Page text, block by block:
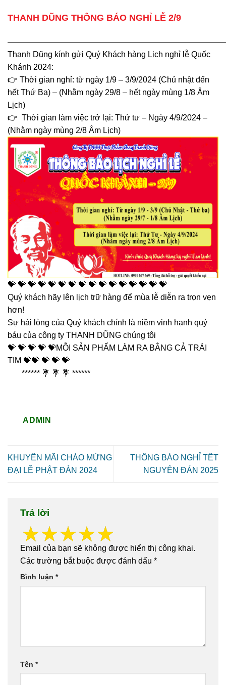
THANH DŨNG THÔNG BÁO NGHỈ LỄ 2/9
Thanh Dũng kính gửi Quý Khách hàng Lịch nghỉ lễ Quốc
Khánh 2024:
👉 Thời gian nghỉ: từ ngày 1/9 – 3/9/2024 (Chủ nhật đến
hết Thứ Ba) – (Nhằm ngày 29/8 – hết ngày mùng 1/8 Âm
Lịch)
👉 Thời gian làm việc trở lại: Thứ tư – Ngày 4/9/2024 –
(Nhằm ngày mùng 2/8 Âm Lịch)
💝 💝 💝 💝 💝 💝 💝 💝 💝 💝 💝 💝 💝 💝 💝 💝
Quý khách hãy lên lịch trữ hàng để mùa lễ diễn ra trọn vẹn
hơn!
Sự hài lòng của Quý khách chính là niềm vinh hạnh quý
báu của công ty THANH DŨNG chúng tôi
💝 💝 💝 💝 💝MỖI SẢN PHẨM LÀM RA BẰNG CẢ TRÁI
TIM 💝💝 💝 💝 💝
****** 💐 💐 💐 ******
ADMIN
KHUYẾN MÃI CHÀO MỪNG
ĐẠI LỄ PHẬT ĐẢN 2024
THÔNG BÁO NGHỈ TẾT
NGUYÊN ĐÁN 2025
Trả lời
Email của bạn sẽ không được hiển thị công khai.
Các trường bắt buộc được đánh dấu *
Bình luận *
Tên *